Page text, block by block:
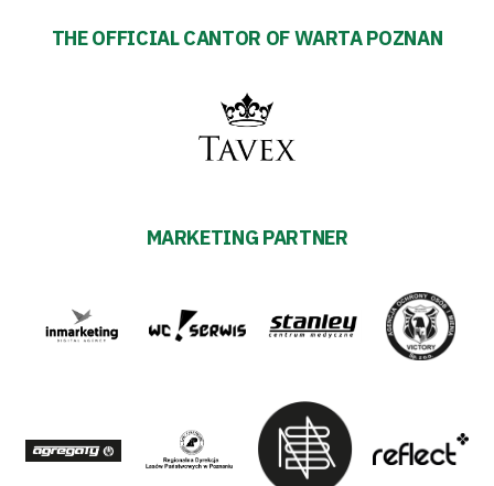
THE OFFICIAL CANTOR OF WARTA POZNAN
MARKETING PARTNER